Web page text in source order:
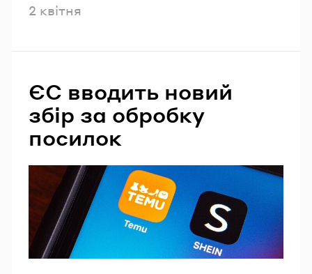
Опубліковано
2 квітня
ЄС вводить новий
збір за обробку
посилок